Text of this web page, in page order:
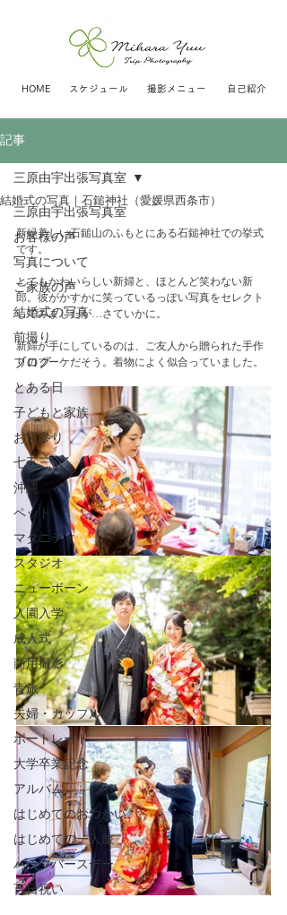
HOME スケジュール 撮影メニュー 自己紹介
記事
三原由宇出張写真室
お客様の声
写真について
ご家族の声
結婚式の写真
前撮り
ブログ
とある日
子どもと家族
お宮参り
七五三
沖縄
ペット
マタニティ
スタジオ
ニューボーン
入園入学
成人式
商用撮影
青旅
夫婦・カップル
ポートレート
大学卒業記念
アルバム
はじめてのおつかい
はじめての一人旅
ハーフバースデー
百日祝い
三原由宇出張写真室
結婚式の写真｜石鎚神社（愛媛県西条市）
新緑美しい石鎚山のふもとにある石鎚神社での挙式
です。
とてもかわいらしい新婦と、ほとんど笑わない新
郎。彼がかすかに笑っているっぽい写真をセレクト
してみましたが…さていかに。
新婦が手にしているのは、ご友人から贈られた手作
りのブーケだそう。着物によく似合っていました。